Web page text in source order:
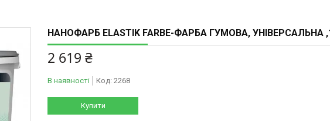
НАНОФАРБ ELASTIK FARBE-ФАРБА ГУМОВА, УНІВЕРСАЛЬНА
2 619 ₴
В наявності Код: 2268
Купити